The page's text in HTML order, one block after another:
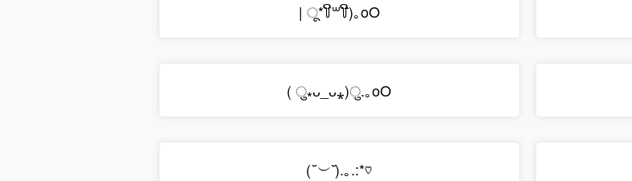
| ू*꒦ິ꒳꒦ີ)｡oO
( ु⁎ᴗ_ᴗ⁎)ु.｡oO
(˘︶˘).｡.:*♡